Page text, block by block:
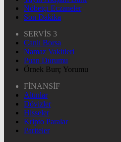
Nöbetçi Eczaneler
Son Dakika
SERVİS 3
Canlı Borsa
Namaz Vakitleri
Puan Durumu
Örnek Burç Yorumu
FİNANSİF
Altınlar
Dövizler
Hisseler
Kripto Paralar
Pariteler